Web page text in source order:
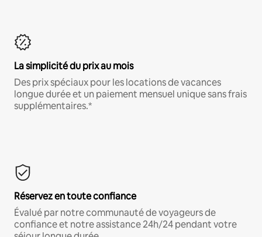
La simplicité du prix au mois
Des prix spéciaux pour les locations de vacances
longue durée et un paiement mensuel unique sans frais
supplémentaires.*
Réservez en toute confiance
Évalué par notre communauté de voyageurs de
confiance et notre assistance 24h/24 pendant votre